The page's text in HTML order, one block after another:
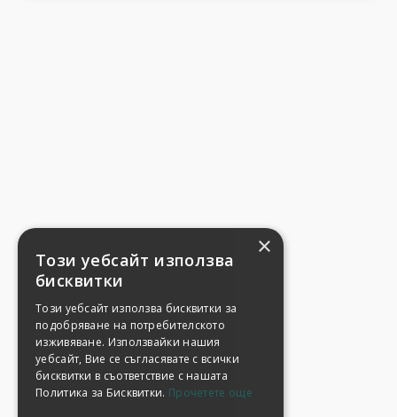
×
Този уебсайт използва
бисквитки
Този уебсайт използва бисквитки за
подобряване на потребителското
изживяване. Използвайки нашия
уебсайт, Вие се съгласявате с всички
бисквитки в съответствие с нашата
Политика за Бисквитки. Прочетете още